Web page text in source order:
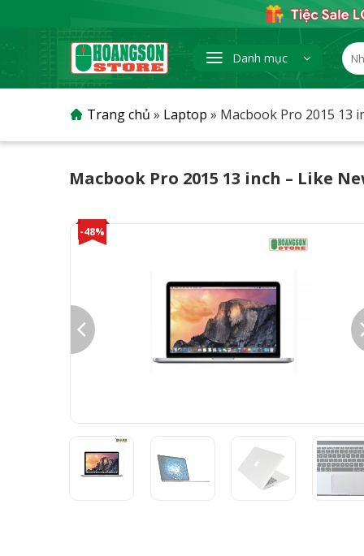
content
Danh mục
Tìm
Trang chủ » Laptop » Macbook Pro 2015 13
Macbook Pro 2015 13 inch – Like
-48%